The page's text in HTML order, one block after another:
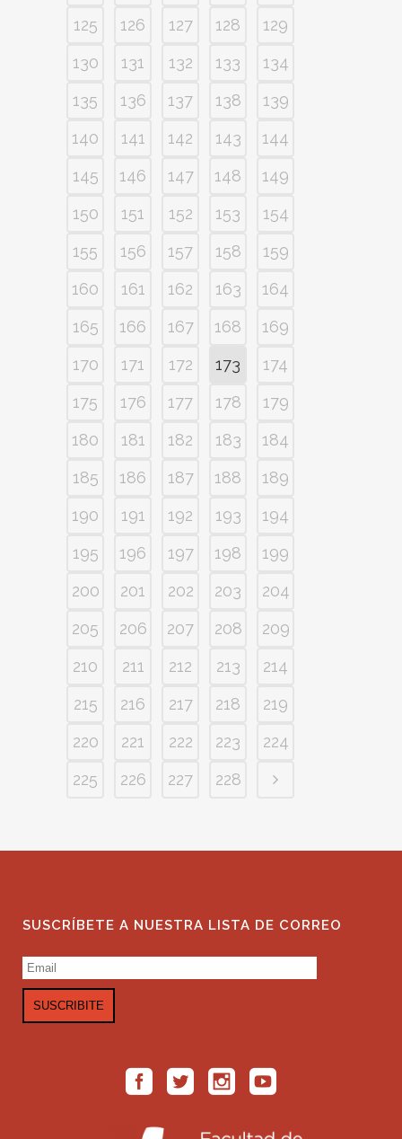
125
126 127 128
129
130
131 132 133
134
135
136 137 138
139
140
141 142 143
144
145
146 147 148
149
150
151 152 153
154
155
156 157 158
159
160
161 162 163
164
165
166 167 168
169
170
171 172 173
174
175
176 177 178
179
180
181 182 183
184
185
186 187 188
189
190
191 192 193
194
195
196 197 198
199
200
201 202 203
204
205
206 207 208
209
210
211 212 213
214
215
216 217 218
219
220
221 222 223
224
225
226 227 228
SUSCRÍBETE A NUESTRA LISTA DE CORREO